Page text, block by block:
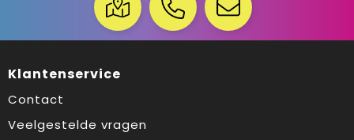
Klantenservice
Contact
Veelgestelde vragen